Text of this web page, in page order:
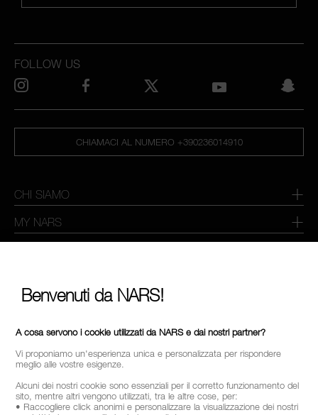
CHIAMACI AL NUMERO +390236014910
CHI SIAMO
MY NARS
FOLLOW US
Benvenuti da NARS!
A cosa servono i cookie utilizzati da NARS e dai nostri partner?
Vi proponiamo un'esperienza unica e personalizzata per rispondere
meglio alle vostre esigenze.
Alcuni dei nostri cookie sono essenziali per il corretto funzionamento del
sito, mentre altri vengono utilizzati, tra le altre cose, per:
• Raccogliere click anonimi e personalizzare la visualizzazione dei nostri